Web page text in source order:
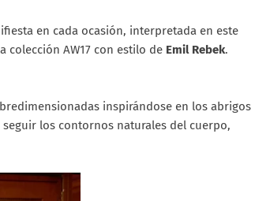
en cada ocasión, interpretada en este
colección AW17 con estilo de Emil Rebek.
inspirándose en los abrigos
los contornos naturales del cuerpo,